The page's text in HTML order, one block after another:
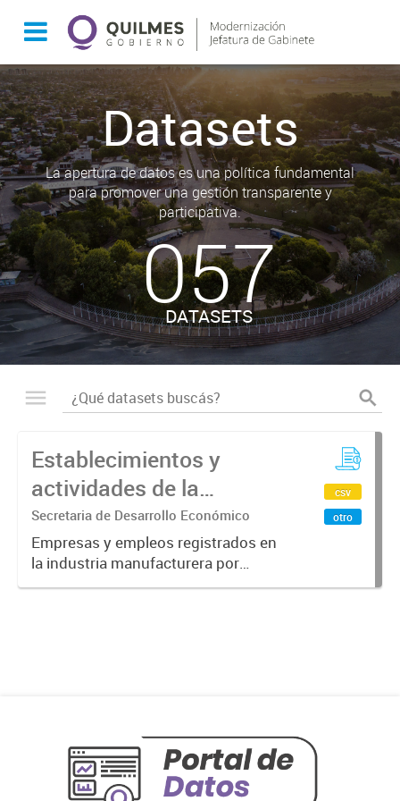
Datasets
La apertura de datos es una política fundamental
para promover una gestión transparente y
participativa.
057
DATASETS
Establecimientos y
actividades de la
industria manufacturera
Secretaria de Desarrollo Económico
Empresas y empleos registrados en
la industria manufacturera por
sector de actividad
csv
otro